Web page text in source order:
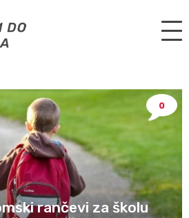
0
rančevi za školu